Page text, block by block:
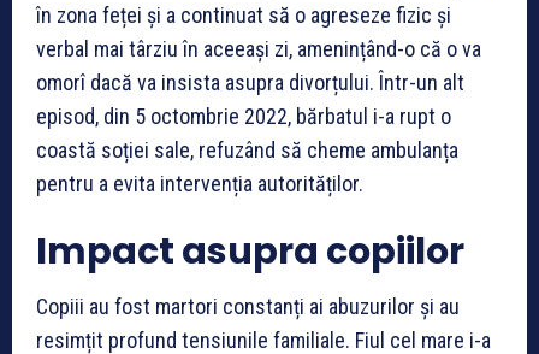
în zona feței și a continuat să o agreseze fizic și
verbal mai târziu în aceeași zi, amenințând-o că o va
omorî dacă va insista asupra divorțului. Într-un alt
episod, din 5 octombrie 2022, bărbatul i-a rupt o
coastă soției sale, refuzând să cheme ambulanța
pentru a evita intervenția autorităților.
Impact asupra copiilor
Copiii au fost martori constanți ai abuzurilor și au
resimțit profund tensiunile familiale. Fiul cel mare i-a